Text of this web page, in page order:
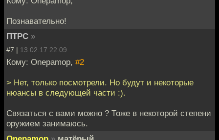
Познавательно!
ПТРС »
#7 | 13.02.17 22:09
Кому: Onepamop, #2
> Нет, только посмотрели. Но будут и некоторые
нюансы в следующей части :).
Связаться с вами можно ? Тоже в некоторой степени
оружием занимаюсь.